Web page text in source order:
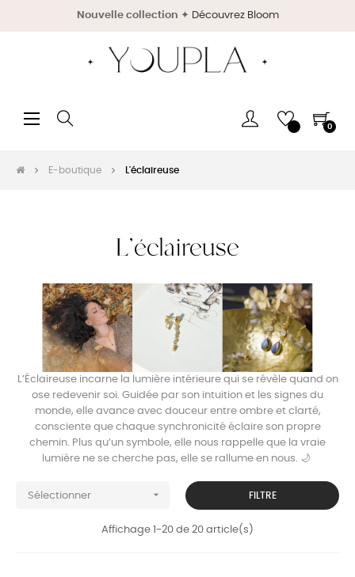
Nouvelle collection ✦ Découvrez Bloom
Basculer
☰ 0
E-boutique L'éclaireuse
L'éclaireuse
L’Éclaireuse incarne la lumière intérieure qui se révèle quand on
ose redevenir soi. Guidée par son intuition et les signes du
monde, elle avance avec douceur entre ombre et clarté,
consciente que chaque synchronicité éclaire son propre
chemin. Plus qu’un symbole, elle nous rappelle que la vraie
lumière ne se cherche pas, elle se rallume en nous. 🌙
Sélectionner  FILTRE
Affichage 1-20 de 20 article(s)